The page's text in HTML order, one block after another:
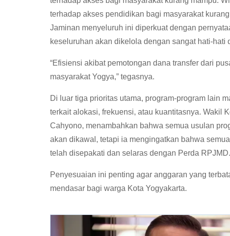
terhadap akses pendidikan bagi masyarakat
Jaminan menyeluruh ini diperkuat dengan
keseluruhan akan dikelola dengan sangat hati-
“Efisiensi akibat pemotongan dana transfer dari
masyarakat Yogya,” tegasnya.
Di luar tiga prioritas utama, program-program lain
terkait alokasi, frekuensi, atau kuantitasnya. Wakil
Cahyono, menambahkan bahwa semua usulan
akan dikawal, tetapi ia mengingatkan bahwa
telah disepakati dan selaras dengan Perda RPJMD.
Penyesuaian ini penting agar anggaran yang
mendasar bagi warga Kota Yogyakarta.